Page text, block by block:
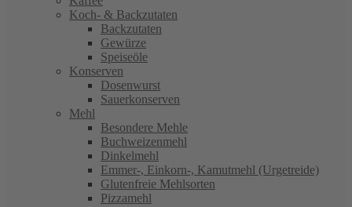
Koch- & Backzutaten
Backzutaten
Gewürze
Speiseöle
Konserven
Dosenwurst
Sauerkonserven
Mehl
Besondere Mehle
Buchweizenmehl
Dinkelmehl
Emmer-, Einkorn-, Kamutmehl (Urgetreide)
Glutenfreie Mehlsorten
Pizzamehl